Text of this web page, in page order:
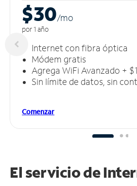
$30/mo
por 1 año
Internet con fibra óptica
Módem gratis
Agrega WiFi Avanzado +
Sin límite de datos, sin
Comenzar
El servicio de